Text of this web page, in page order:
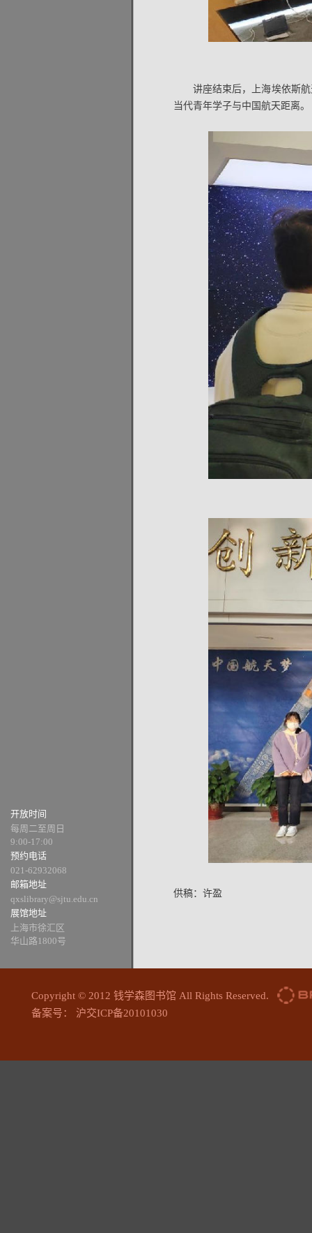
开放时间
每周二至周日
9:00-17:00
预约电话
021-62932068
邮箱地址
qxslibrary@sjtu.edu.cn
展馆地址
上海市徐汇区
华山路1800号
讲座结束后，上海埃依斯
当代青年学子与中国航天距离。
供稿：许盈
Copyright © 2012 钱学森图书馆 All Rights Reserved.
备案号： 沪交ICP备20101030